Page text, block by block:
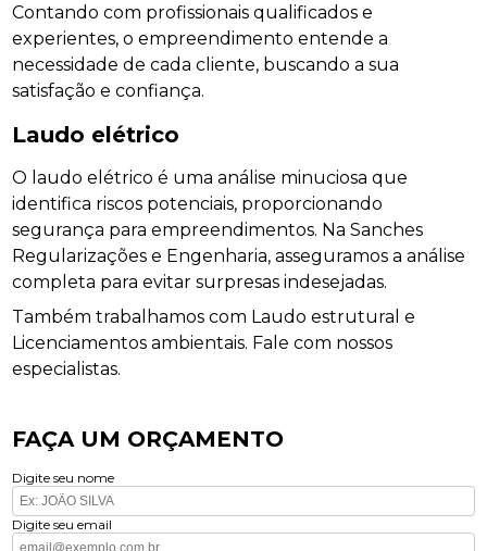
Contando com profissionais qualificados e
experientes, o empreendimento entende a
necessidade de cada cliente, buscando a sua
satisfação e confiança.
Laudo elétrico
O laudo elétrico é uma análise minuciosa que
identifica riscos potenciais, proporcionando
segurança para empreendimentos. Na Sanches
Regularizações e Engenharia, asseguramos a análise
completa para evitar surpresas indesejadas.
Também trabalhamos com Laudo estrutural e
Licenciamentos ambientais. Fale com nossos
especialistas.
FAÇA UM ORÇAMENTO
Digite seu nome
Digite seu email